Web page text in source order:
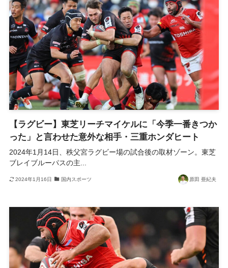
【ラグビー】東芝リーチマイケルに「今季一番きつか
った」と言わせた意外な相手・三重ホンダヒート
2024年1月14日、秩父宮ラグビー場の試合後の取材ゾーン。東芝
ブレイブルーパスの主...
2024年1月16日 国内スポーツ 原田 亜紀夫